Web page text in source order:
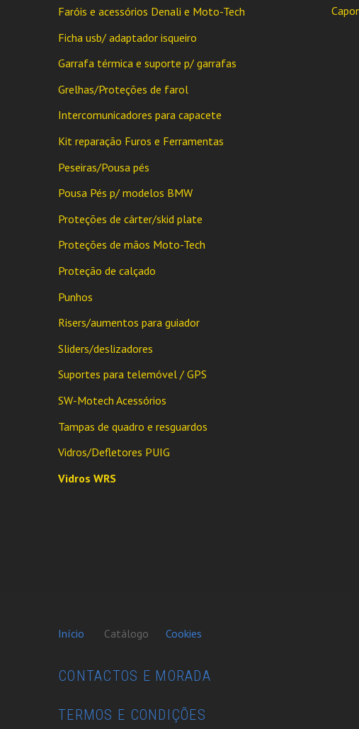
Faróis e acessórios Denali e Moto-Tech
Ficha usb/ adaptador isqueiro
Garrafa térmica e suporte p/ garrafas
Grelhas/Proteções de farol
Intercomunicadores para capacete
Kit reparação Furos e Ferramentas
Peseiras/Pousa pés
Pousa Pés p/ modelos BMW
Proteções de cárter/skid plate
Proteções de mãos Moto-Tech
Proteção de calçado
Punhos
Risers/aumentos para guiador
Sliders/deslizadores
Suportes para telemóvel / GPS
SW-Motech Acessórios
Tampas de quadro e resguardos
Vidros/Defletores PUIG
Vidros WRS
Início Catálogo Cookies
CONTACTOS E MORADA
TERMOS E CONDIÇÕES